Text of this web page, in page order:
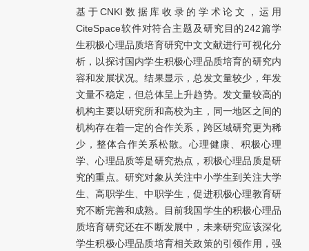
基于CNKI数据库收录的学术论文，运用
CiteSpace软件对符合主题及研究目的242篇学
生积极心理品质培育研究中文文献进行可视化分
析，以探讨国内学生积极心理品质培育的研究内
容和发展状况。结果显示，总发文量较少，年发
文量不稳定，但总体呈上升趋势。发文量较高的
机构主要以研究所和高校为主，同一地区之间的
机构存在着一定的合作关系，跨区域研究更为稀
少，整体合作关系松散。心理健康、积极心理
学、心理品质等是研究热点，积极心理品质是研
究的重点。研究对象从关注中小学生到关注大学
生、高职学生、中职学生，促进积极心理教育研
究不断完善和成熟。目前我国学生的积极心理品
质培育研究还在不断发展中，未来研究应该深化
学生积极心理品质培育相关政策的引领作用，强